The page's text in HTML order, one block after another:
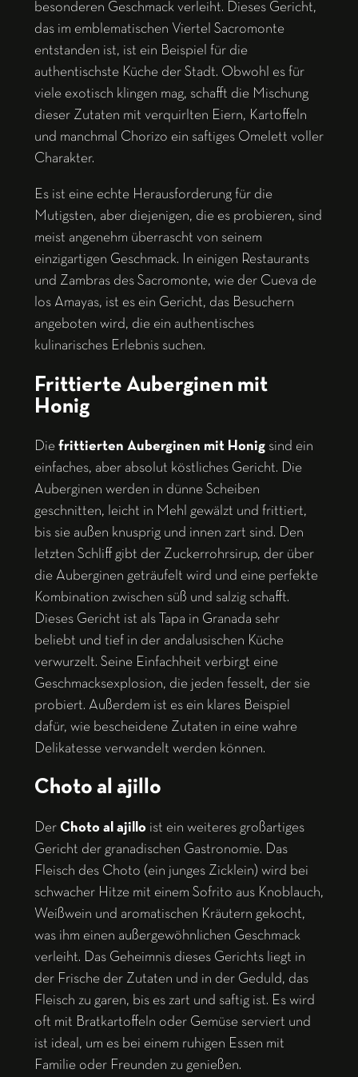
besonderen Geschmack verleiht. Dieses Gericht,
das im emblematischen Viertel Sacromonte
entstanden ist, ist ein Beispiel für die
authentischste Küche der Stadt. Obwohl es für
viele exotisch klingen mag, schafft die Mischung
dieser Zutaten mit verquirlten Eiern, Kartoffeln
und manchmal Chorizo ein saftiges Omelett voller
Charakter.
Es ist eine echte Herausforderung für die
Mutigsten, aber diejenigen, die es probieren, sind
meist angenehm überrascht von seinem
einzigartigen Geschmack. In einigen Restaurants
und Zambras des Sacromonte, wie der Cueva de
los Amayas, ist es ein Gericht, das Besuchern
angeboten wird, die ein authentisches
kulinarisches Erlebnis suchen.
Frittierte Auberginen mit
Honig
Die frittierten Auberginen mit Honigsind ein
einfaches, aber absolut köstliches Gericht. Die
Auberginen werden in dünne Scheiben
geschnitten, leicht in Mehl gewälzt und frittiert,
bis sie außen knusprig und innen zart sind. Den
letzten Schliff gibt der Zuckerrohrsirup, der über
die Auberginen geträufelt wird und eine perfekte
Kombination zwischen süß und salzig schafft.
Dieses Gericht ist als Tapa in Granada sehr
beliebt und tief in der andalusischen Küche
verwurzelt. Seine Einfachheit verbirgt eine
Geschmacksexplosion, die jeden fesselt, der sie
probiert. Außerdem ist es ein klares Beispiel
dafür, wie bescheidene Zutaten in eine wahre
Delikatesse verwandelt werden können.
Choto al ajillo
Der Choto al ajillo ist ein weiteres großartiges
Gericht der granadischen Gastronomie. Das
Fleisch des Choto (ein junges Zicklein) wird bei
schwacher Hitze mit einem Sofrito aus Knoblauch,
Weißwein und aromatischen Kräutern gekocht,
was ihm einen außergewöhnlichen Geschmack
verleiht. Das Geheimnis dieses Gerichts liegt in
der Frische der Zutaten und in der Geduld, das
Fleisch zu garen, bis es zart und saftig ist. Es wird
oft mit Bratkartoffeln oder Gemüse serviert und
ist ideal, um es bei einem ruhigen Essen mit
Familie oder Freunden zu genießen.